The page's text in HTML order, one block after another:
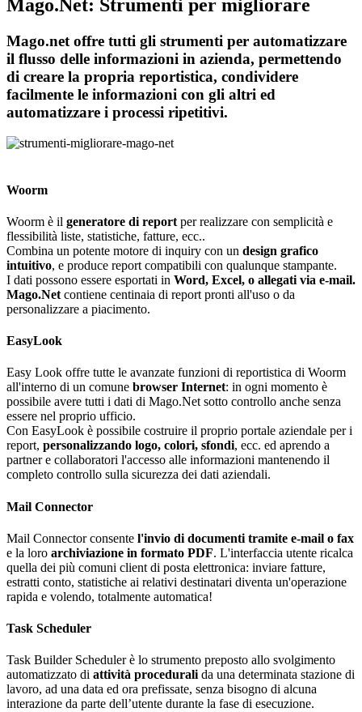
Mago.Net: Strumenti per migliorare
Mago.net offre tutti gli strumenti per automatizzare
il flusso delle informazioni in azienda, permettendo
di creare la propria reportistica, condividere
facilmente le informazioni con gli altri ed
automatizzare i processi ripetitivi.
Woorm
Woorm è il generatore di report per realizzare con semplicità e
flessibilità liste, statistiche, fatture, ecc..
Combina un potente motore di inquiry con un design grafico
intuitivo, e produce report compatibili con qualunque stampante.
I dati possono essere esportati in Word, Excel, o allegati via e-mail.
Mago.Net contiene centinaia di report pronti all'uso o da
personalizzare a piacimento.
EasyLook
Easy Look offre tutte le avanzate funzioni di reportistica di Woorm
all'interno di un comune browser Internet: in ogni momento è
possibile avere tutti i dati di Mago.Net sotto controllo anche senza
essere nel proprio ufficio.
Con EasyLook è possibile costruire il proprio portale aziendale per i
report, personalizzando logo, colori, sfondi, ecc. ed aprendo a
partner e collaboratori l'accesso alle informazioni mantenendo il
completo controllo sulla sicurezza dei dati aziendali.
Mail Connector
Mail Connector consente l'invio di documenti tramite e-mail o fax
e la loro archiviazione in formato PDF. L'interfaccia utente ricalca
quella dei più comuni client di posta elettronica: inviare fatture,
estratti conto, statistiche ai relativi destinatari diventa un'operazione
rapida e volendo, totalmente automatica!
Task Scheduler
Task Builder Scheduler è lo strumento preposto allo svolgimento
automatizzato di attività proceduralida una determinata stazione di
lavoro, ad una data ed ora prefissate, senza bisogno di alcuna
interazione da parte dell’utente durante la fase di esecuzione.